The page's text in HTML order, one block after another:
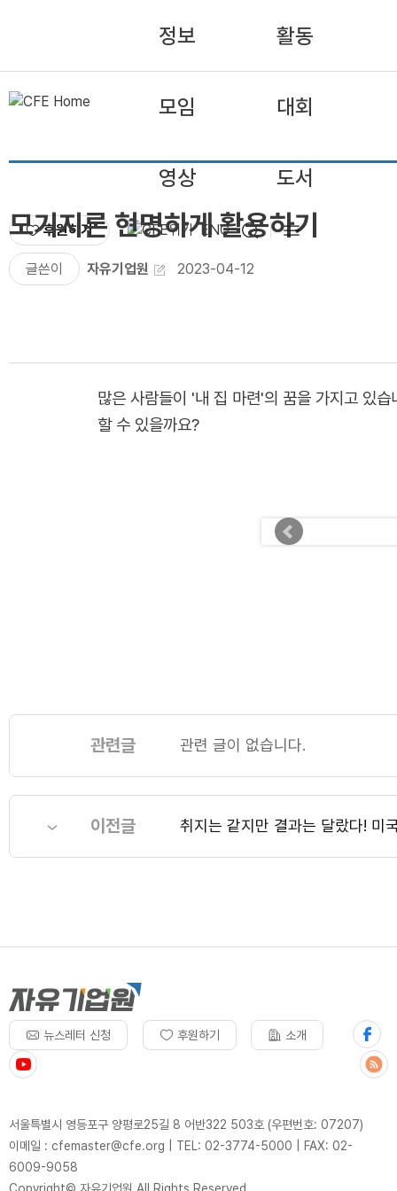
정보 활동
모임 대회
영상 도서
후원하기 ENG
모기지론 현명하게 활용하기
글쓴이 자유기업원 2023-04-12
많은 사람들이 '내 집 마련'의 꿈을 가지고 있
할 수 있을까요?
관련글 관련 글이 없습니다.
이전글 취지는 같지만 결과는 달랐다! 미
뉴스레터 신청 후원하기 소개
서울특별시 영등포구 양평로25길 8 어반322 503호 (우편번호: 07207)
이메일 : cfemaster@cfe.org
TEL: 02-3774-5000
FAX: 02-
6009-9058